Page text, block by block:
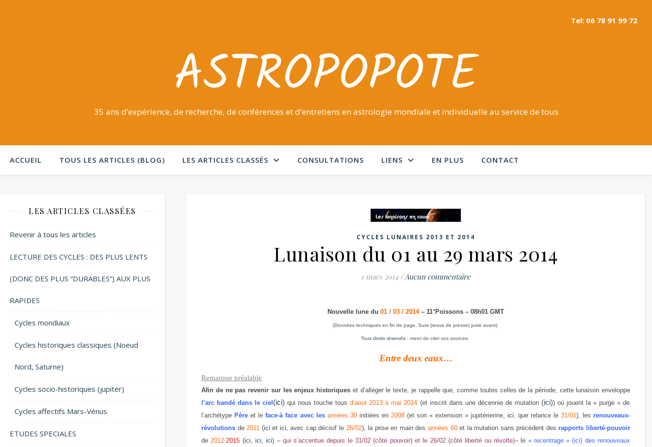
Tel: 06 78 91 99 72
ASTROPOPOTE
35 ans d’expérience, de recherche, de conférences et d’entretiens en astrologie mondiale et individuelle au service de tous
ACCUEIL TOUS LES ARTICLES (BLOG) LES ARTICLES CLASSÉS CONSULTATIONS LIENS EN PLUS CONTACT
LES ARTICLES CLASSÉES
Revenir à tous les articles
LECTURE DES CYCLES : DES PLUS LENTS
(DONC DES PLUS “DURABLES”) AUX PLUS
RAPIDES
Cycles mondiaux
Cycles historiques classiques (Noeud
Nord, Saturne)
Cycles socio-historiques (jupiter)
Cycles affectifs Mars-Vénus
ETUDES SPECIALES
CYCLES LUNAIRES 2013 ET 2014
Lunaison du 01 au 29 mars 2014
1 mars 2014 /Aucun commentaire
Nouvelle lune du 01 / 03 / 2014– 11°Poissons – 08h01 GMT
(Données techniques en fin de page Suivi (revue de presse) juste avant).
Tous droits réservés : merci de citer vos sources.
Entre deux eaux…
Remarque préalable
Afin de ne pas revenir sur les enjeux historiques et d’alléger le texte, je rappelle que, comme toutes celles de la période, cette lunaison enveloppe
l’arc bandé dans le ciel (ici) qui nous touche tousd’aout2013 à mai 2014 (et inscrit dans une décennie de mutation (ici)) où jouent la « purge » de
l’archétype Pèreet leface-àface avec les années 30initiées en2008 (et son « extension » jupitérienne, ici, que relance le31/01), les renouveaux-
révolutions de2011 (ici et ici, avec cap décisif le 26/02), la prise en main des années 60et la mutation sans précédent des rapports liberté-pouvoir
de2012-2015 (ici, ici,ici) –qui s’accentue depuis le 31/02 (côté pouvoir) et le 26/02 (côté liberté ou révolte)– le « recentrage » (ici) des renouveaux